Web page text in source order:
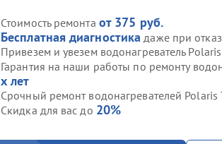
Стоимость ремонта от 375 руб.
Бесплатная диагностика даже при
Привезем и увезем водонагреватель
Гарантия на наши работы по ремонту
х лет
Срочный ремонт водонагревателей Polaris
Скидка для вас до 20%